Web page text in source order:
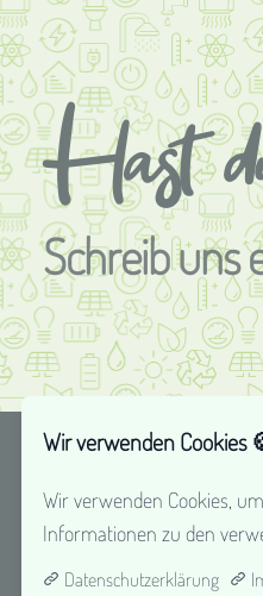
Hast
Schreib uns
Wir verwenden Cookies
Wir verwenden Cookies,
Informationen zu den
Datenschutzerklärung